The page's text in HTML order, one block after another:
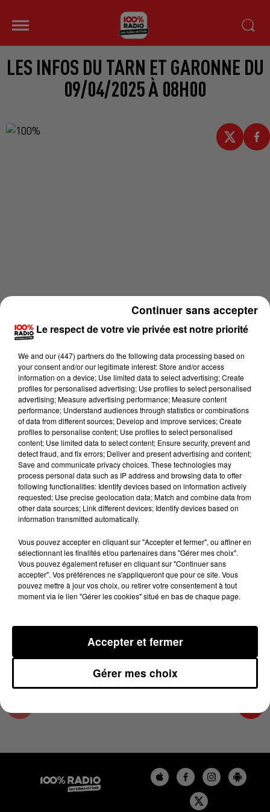
LES INFOS DU TARN ET GARONNE DU
09/04/2025 À 08H00
Lecture (4 min 15 sec)
100%
100% Radio les infos du Tarn et Garonne
9 avril 2025 - 4 min 15 sec
LES INFOS DU TARN ET GARONNE DU
09/04/2025 À 08H00
Podcasts infos du Tarn et Garonne
Le respect de votre vie privée est notre priorité
We and our (447) partnersdo the following data processing based on
your consent and/or our legitimate interest: Store and/or access
information on a device; Use limited data to select advertising; Create
profiles for personalised advertising; Use profiles to select personalised
advertising; Measure advertising performance; Measure content
performance; Understand audiences through statistics or combinations
of data from different sources; Develop and improve services; Create
profiles to personalise content; Use profiles to select personalised
content; Use limited data to select content; Ensure security, prevent and
detect fraud, and fix errors; Deliver and present advertising and content;
Save and communicate privacy choices. These technologies may
process personal data such as IP address and browsing data to offer
following functionalities: Identify devices based on information actively
requested; Use precise geolocation data; Match and combine data from
other data sources; Link different devices; Identify devices based on
information transmitted automatically.
Vous pouvez accepter en cliquant sur "Accepter et fermer", ou affiner en
sélectionnant les finalités et/ou partenaires dans "Gérer mes choix".
Vous pouvez également refuser en cliquant sur "Continuer sans
accepter". Vos préférences ne s'appliqueront que pour ce site. Vous
pouvez mettre à jour vos choix, ou retirer votre consentement à tout
moment via le lien "Gérer les cookies" situé en bas de chaque page.
Gérer mes choix
Accepter et fermer
Continuer sans accepter